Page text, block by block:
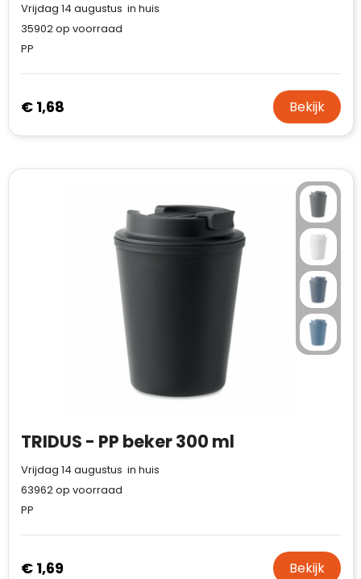
Vrijdag 14 augustus in huis
35902op voorraad
PP
€ 1,68 Bekijk
TRIDUS - PP beker 300 ml
Vrijdag 14 augustus in huis
63962op voorraad
PP
€ 1,69 Bekijk